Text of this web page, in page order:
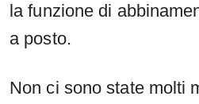
la funzione di
a posto.
Non ci sono state molti